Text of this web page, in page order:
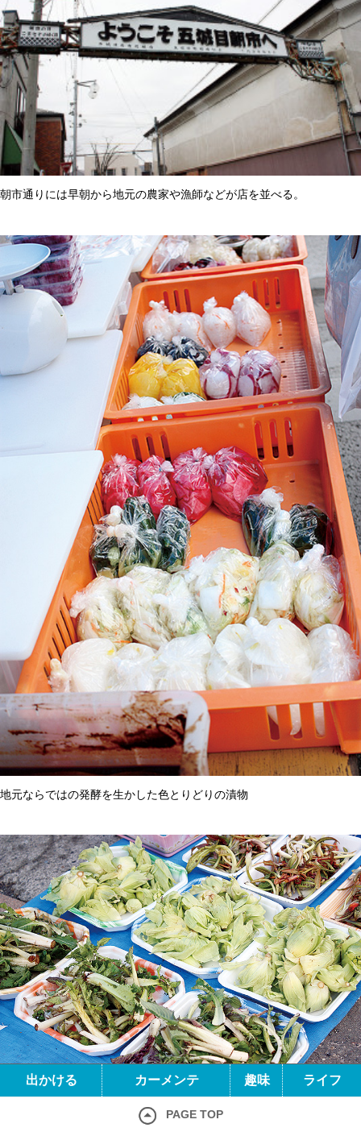
朝市通りには早朝から地元の農家や漁師などが店を並べる。
地元ならではの発酵を生かした色とりどりの漬物
採れ立ての山菜が目に鮮やか
出かける カーメンテ 趣味 ライフ
PAGE TOP